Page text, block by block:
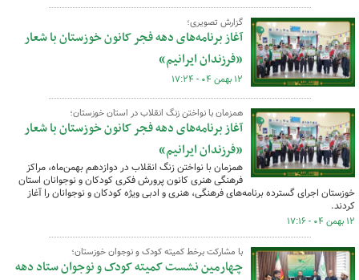
گزارش تصویری؛
آغاز برنامه‌های دهه فجر کانون خوزستان با شعار
«فرزندان ایرانیم»
۱۲ بهمن ۰۴ - ۱۷:۲۴
همزمان با نواختن زنگ انقلاب در استان خوزستان؛
آغاز برنامه‌های دهه فجر کانون خوزستان با شعار
«فرزندان ایرانیم»
همزمان با نواختن زنگ انقلاب در دوازدهم بهمن‌ماه، مراکز
فرهنگی هنری کانون پرورش فکری کودکان و نوجوانان استان
خوزستان اجرای گسترده برنامه‌های فرهنگی، هنری و ادبی ویژه کودکان و نوجوانان را آغاز
کردند.
۱۲ بهمن ۰۴ - ۱۷:۱۶
با مشارکت برخط کمیته کودک و نوجوان خوزستان؛
چهارمین نشست کمیته کودک و نوجوان ستاد دهه